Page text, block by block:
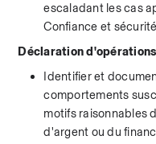
escaladant les cas
Confiance et sécurité
Déclaration
Identifier et
comportements
motifs raisonnables
d'argent ou du